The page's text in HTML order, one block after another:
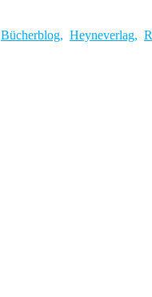
Bücherblog, Heyneverlag,